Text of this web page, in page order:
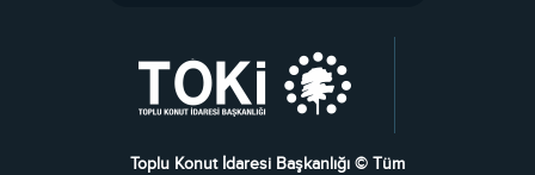
Toplu Konut İdaresi Başkanlığı © Tüm